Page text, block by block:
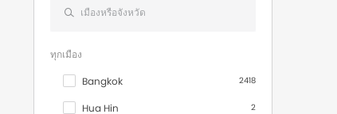
ทุกเมือง
Bangkok
2418
Hua Hin 2